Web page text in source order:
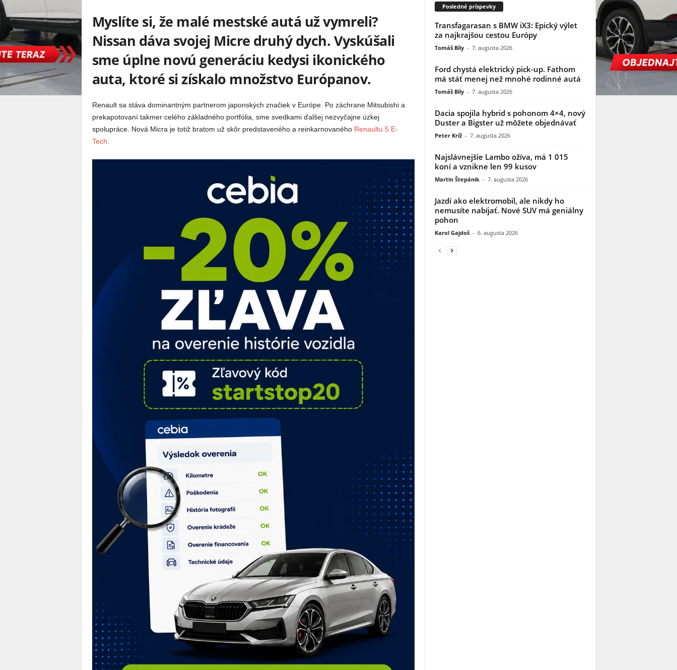
Myslíte si, že malé mestské autá už vymreli?
Nissan dáva svojej Micre druhý dych. Vyskúšali
sme úplne novú generáciu kedysi ikonického
auta, ktoré si získalo množstvo Európanov.
Renault sa stáva dominantným partnerom japonských značiek v Európe. Po záchrane Mitsubishi a
prekapotovaní takmer celého základného portfólia, sme svedkami ďalšej nezvyčajne úzkej
spolupráce. Nová Micra je totiž bratom už skôr predstaveného a reinkarnovaného Renaultu 5 E-
Tech
Posledné príspevky
Transfagarasan s BMW iX3: Epický výlet
za najkrajšou cestou Európy
Tomáš Bíly - 7. augusta 2026
Ford chystá elektrický pick-up. Fathom
má stáť menej než mnohé rodinné autá
Tomáš Bíly - 7. augusta 2026
Dacia spojila hybrid s pohonom 4×4, nový
Duster a Bigster už môžete objednávať
Peter Kríž - 7. augusta 2026
Najslávnejšie Lambo ožíva, má 1 015
koní a vznikne len 99 kusov
Martin Štepánik - 7. augusta 2026
Jazdí ako elektromobil, ale nikdy ho
nemusíte nabíjať. Nové SUV má geniálny
pohon
Karol Gajdoš - 6. augusta 2026